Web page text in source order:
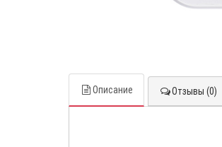
Описание Отзывы (0)